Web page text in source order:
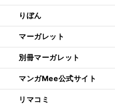
りぼん
マーガレット
別冊マーガレット
マンガMee公式サイト
リマコミ